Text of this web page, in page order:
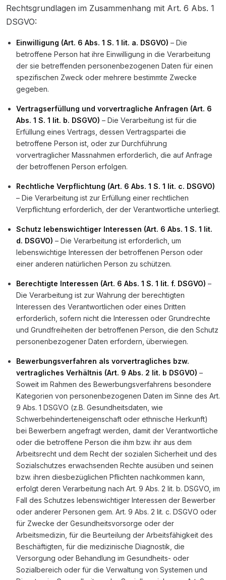
Rechtsgrundlagen im Zusammenhang mit Art. 6 Abs. 1
DSGVO:
Einwilligung (Art. 6 Abs. 1 S. 1 lit. a. DSGVO) – Die
betroffene Person hat ihre Einwilligung in die Verarbeitung
der sie betreffenden personenbezogenen Daten für einen
spezifischen Zweck oder mehrere bestimmte Zwecke
gegeben.
Vertragserfüllung und vorvertragliche Anfragen (Art. 6
Abs. 1 S. 1 lit. b. DSGVO) – Die Verarbeitung ist für die
Erfüllung eines Vertrags, dessen Vertragspartei die
betroffene Person ist, oder zur Durchführung
vorvertraglicher Massnahmen erforderlich, die auf Anfrage
der betroffenen Person erfolgen.
Rechtliche Verpflichtung (Art. 6 Abs. 1 S. 1 lit. c. DSGVO)
– Die Verarbeitung ist zur Erfüllung einer rechtlichen
Verpflichtung erforderlich, der der Verantwortliche unterliegt.
Schutz lebenswichtiger Interessen (Art. 6 Abs. 1 S. 1 lit.
d. DSGVO) – Die Verarbeitung ist erforderlich, um
lebenswichtige Interessen der betroffenen Person oder
einer anderen natürlichen Person zu schützen.
Berechtigte Interessen (Art. 6 Abs. 1 S. 1 lit. f. DSGVO) –
Die Verarbeitung ist zur Wahrung der berechtigten
Interessen des Verantwortlichen oder eines Dritten
erforderlich, sofern nicht die Interessen oder Grundrechte
und Grundfreiheiten der betroffenen Person, die den Schutz
personenbezogener Daten erfordern, überwiegen.
Bewerbungsverfahren als vorvertragliches bzw.
vertragliches Verhältnis (Art. 9 Abs. 2 lit. b DSGVO) –
Soweit im Rahmen des Bewerbungsverfahrens besondere
Kategorien von personenbezogenen Daten im Sinne des Art.
9 Abs. 1 DSGVO (z.B. Gesundheitsdaten, wie
Schwerbehinderteneigenschaft oder ethnische Herkunft)
bei Bewerbern angefragt werden, damit der Verantwortliche
oder die betroffene Person die ihm bzw. ihr aus dem
Arbeitsrecht und dem Recht der sozialen Sicherheit und des
Sozialschutzes erwachsenden Rechte ausüben und seinen
bzw. ihren diesbezüglichen Pflichten nachkommen kann,
erfolgt deren Verarbeitung nach Art. 9 Abs. 2 lit. b. DSGVO, im
Fall des Schutzes lebenswichtiger Interessen der Bewerber
oder anderer Personen gem. Art. 9 Abs. 2 lit. c. DSGVO oder
für Zwecke der Gesundheitsvorsorge oder der
Arbeitsmedizin, für die Beurteilung der Arbeitsfähigkeit des
Beschäftigten, für die medizinische Diagnostik, die
Versorgung oder Behandlung im Gesundheits- oder
Sozialbereich oder für die Verwaltung von Systemen und